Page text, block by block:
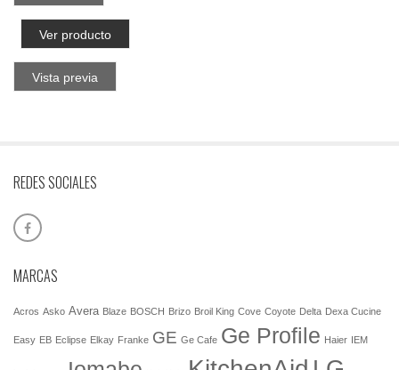
Ver producto
Vista previa
REDES SOCIALES
MARCAS
Acros Asko Avera Blaze BOSCH Brizo Broil King Cove Coyote Delta Dexa Cucine
Easy EB Eclipse Elkay Franke GE Ge Cafe Ge Profile Haier IEM